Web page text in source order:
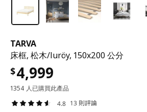
TARVA
床框, 松木/luröy, 150x200 公分
$4,999
1354 人已購買此產品
4.8 13 則評論